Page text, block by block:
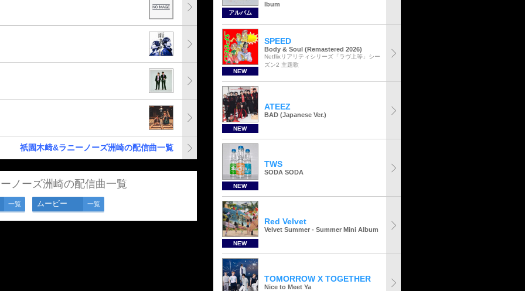
祇園木﨑&ラニーノーズ洲崎の配信曲一覧
ノーズ洲崎の配信曲一覧
一覧 ムービー 一覧
アルバム
lbum
NEW
SPEED
Body & Soul (Remastered 2026)
Netflixリアリティシリーズ「ラヴ上等」シー
ズン2 主題歌
NEW
ATEEZ
BAD (Japanese Ver.)
NEW
TWS
SODA SODA
NEW
Red Velvet
Velvet Summer - Summer Mini Album
TOMORROW X TOGETHER
Nice to Meet Ya